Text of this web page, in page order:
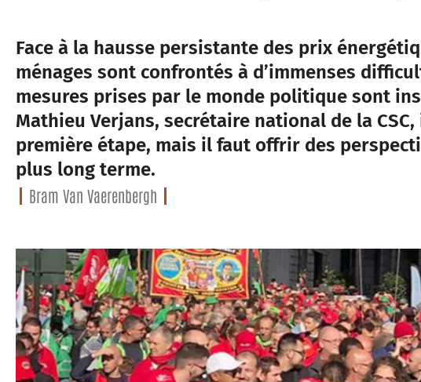
Face à la hausse persistante des prix
ménages sont confrontés à d’immenses
mesures prises par le monde politique sont
Mathieu Verjans, secrétaire national de la CSC,
première étape, mais il faut offrir des
plus long terme.
Bram Van Vaerenbergh